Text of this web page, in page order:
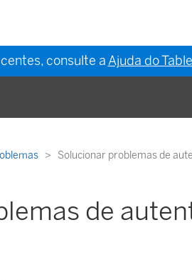
consulte aAjuda do
Solucionar problemas de
de